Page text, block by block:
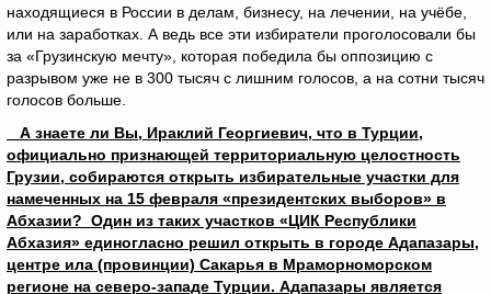
находящиеся в России в делам, бизнесу, на лечении, на учёбе,
или на заработках. А ведь все эти избиратели проголосовали бы
за «Грузинскую мечту», которая победила бы оппозицию с
разрывом уже не в 300 тысяч с лишним голосов, а на сотни тысяч
голосов больше.
А знаете ли Вы, Ираклий Георгиевич, что в Турции,
официально признающей территориальную целостность
Грузии, собираются открыть избирательные участки для
намеченных на 15 февраля «президентских выборов» в
Абхазии? Один из таких участков «ЦИК Республики
Абхазия» единогласно решил открыть в городе Адапазары,
центре ила (провинции) Сакарья в Мраморноморском
регионе на северо-западе Турции. Адапазары является